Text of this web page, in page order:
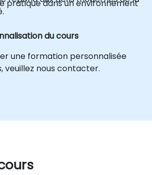
pratique dans un environnement
du cours
une formation personnalisée
veuillez nous contacter.